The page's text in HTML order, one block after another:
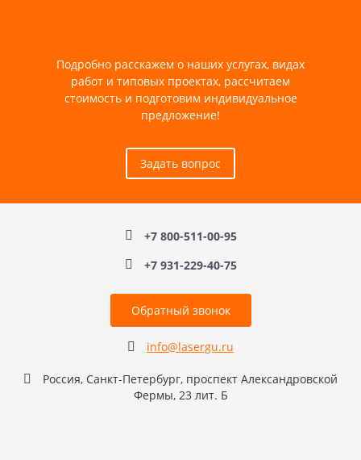
Подробно расскажем о наших услугах, видах
работ и типовых проектах, рассчитаем
стоимость и подготовим индивидуальное
предложение!
Задать вопрос
+7 800-511-00-95
+7 931-229-40-75
Обратный звонок
info@lasergu.ru
Россия, Санкт-Петербург, проспект Александровской
Фермы, 23 лит. Б